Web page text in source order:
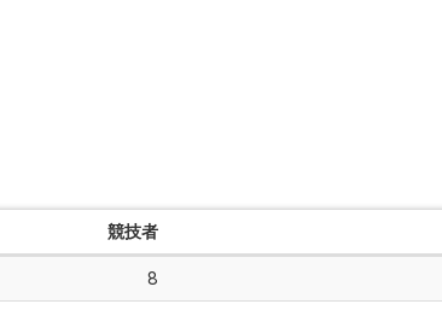
競技者
8